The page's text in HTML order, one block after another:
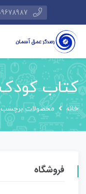
کتاب
خانه محصولات برچسب
فروشگاه